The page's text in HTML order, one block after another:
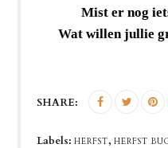
Mist er nog
Wat willen jullie
SHARE:
Labels:HERFST,HERFST